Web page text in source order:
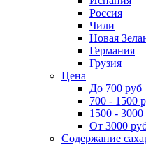
Россия
Чили
Новая
Германия
Грузия
Цена
До 700 руб
700 - 1500
1500 - 3000
От 3000
Содержание